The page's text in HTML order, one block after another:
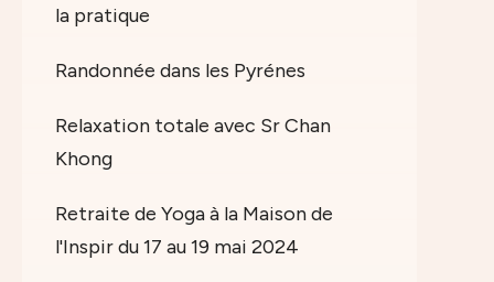
la pratique
Randonnée dans les Pyrénes
Relaxation totale avec Sr Chan
Khong
Retraite de Yoga à la Maison de
l'Inspir du 17 au 19 mai 2024